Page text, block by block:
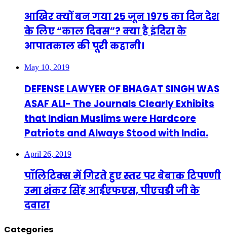
आखिर क्यों बन गया 25 जून 1975 का दिन देश
के लिए “काल दिवस”? क्या है इंदिरा के
आपातकाल की पूरी कहानी।
May 10, 2019
DEFENSE LAWYER OF BHAGAT SINGH WAS
ASAF ALI- The Journals Clearly Exhibits
that Indian Muslims were Hardcore
Patriots and Always Stood with India.
April 26, 2019
पॉलिटिक्स में गिरते हुए स्तर पर बेबाक टिपण्णी
उमा शंकर सिंह आईएफएस, पीएचडी जी के
दवारा
Categories